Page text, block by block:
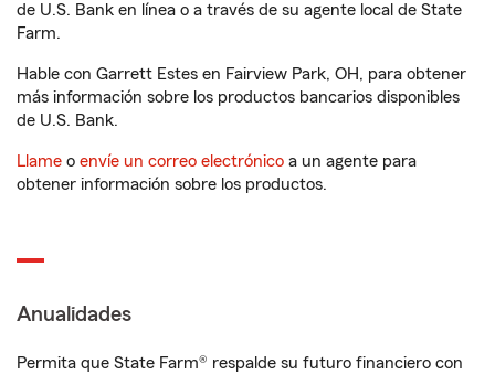
de U.S. Bank en línea o a través de su agente local de State
Farm.
Hable con Garrett Estes en Fairview Park, OH, para obtener
más información sobre los productos bancarios disponibles
de U.S. Bank.
Llame o envíe un correo electrónico a un agente para
obtener información sobre los productos.
Anualidades
Permita que State Farm® respalde su futuro financiero con